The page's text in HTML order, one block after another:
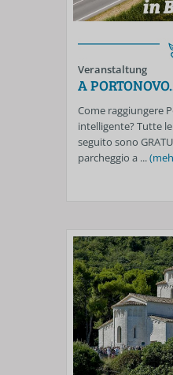
Veranstaltung
A
Come raggiungere
intelligente? Tutte
seguito sono
parcheggio a ...